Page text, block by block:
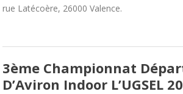
rue Latécoère, 26000 Valence.
3ème Championnat
D’Aviron Indoor L’UGSEL